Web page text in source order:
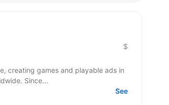
$
creating games and playable ads in
co-development and co-production with partners worldwide. Since...
See